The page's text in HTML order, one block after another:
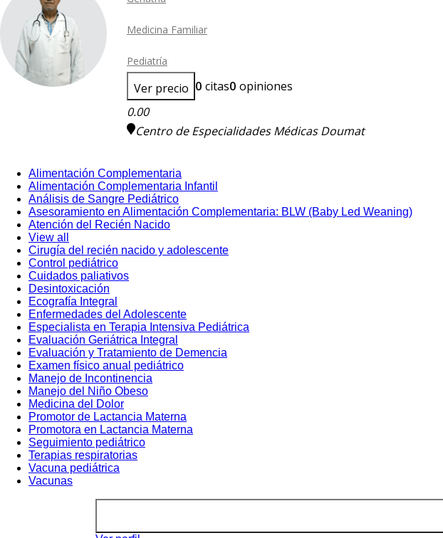
Medicina Familiar
Pediatría
Ver precio 0 citas0 opiniones
0.00
Centro de Especialidades Médicas Doumat
Alimentación Complementaria
Alimentación Complementaria Infantil
Análisis de Sangre Pediátrico
Asesoramiento en Alimentación Complementaria: BLW (Baby Led Weaning)
Atención del Recién Nacido
View all
Cirugía del recién nacido y adolescente
Control pediátrico
Cuidados paliativos
Desintoxicación
Ecografía Integral
Enfermedades del Adolescente
Especialista en Terapia Intensiva Pediátrica
Evaluación Geriátrica Integral
Evaluación y Tratamiento de Demencia
Examen físico anual pediátrico
Manejo de Incontinencia
Manejo del Niño Obeso
Medicina del Dolor
Promotor de Lactancia Materna
Promotora en Lactancia Materna
Seguimiento pediátrico
Terapias respiratorias
Vacuna pediátrica
Vacunas